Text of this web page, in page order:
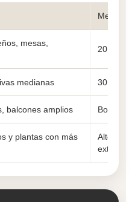
mesas,
20 × 20
medianas 30 × 30
balcones amplios Boca 28
y plantas con más
Alto 46
externo